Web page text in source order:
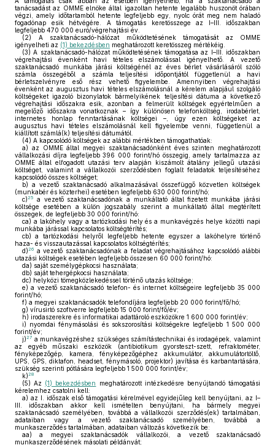
tanácsadást az OMME elnöke által igazoltan hetente legalább huszonöt órában
végzi, amely időtartamból hetente legfeljebb egy, nyolc órát meg nem haladó
fogadónap esik hétvégére. A támogatás keretösszege az I–III. időszakban
legfeljebb 470 000 euró/végrehajtási év.
(2) A szaktanácsadó-hálózat működtetésének támogatását az OMME
igényelheti az (1) bekezdésben meghatározott keretösszeg mértékéig.
(3) A szaktanácsadó-hálózat működtetésének támogatása az I–III. időszakban
végrehajtási évenként havi tételes elszámolással igényelhető. A vezető
szaktanácsadó munkába járási költségénél az éves bérlet vásárlásáról szóló
számla összegéből a számla teljesítési időpontjától függetlenül a havi
bérletszelvényre eső rész vehető figyelembe. Amennyiben végrehajtási
évenként az augusztus havi tételes elszámolásnál a kérelem alapjául szolgáló
költségeket igazoló bizonylatok bármelyikének teljesítési dátuma a következő
végrehajtási időszakra esik, azonban a felmerült költségek egyértelműen a
megelőző időszakra vonatkoznak – így különösen telefonköltség, irodabérlet,
internetes honlap fenntartásának költségei –, úgy ezen költségeket az
augusztus havi tételes elszámolásnál kell figyelembe venni, függetlenül a
kiállított számlá(k) teljesítési dátumától.
(4) A kapcsolódó költségek az alábbi mértékben támogathatóak:
a) az OMME által megyei szaktanácsadónként éves szinten meghatározott
vállalkozási díjra legfeljebb 396 000 forint/hó összegig, amely tartalmazza az
OMME által elfogadott utazási terv alapján kiszámolt átalány jellegű utazási
költséget, valamint a vállalkozói szerződésben foglalt feladatok teljesítéséhez
kapcsolódó összes költséget;
b) a vezető szaktanácsadó alkalmazásával összefüggő közvetlen költségek
(munkabér és közterhei) esetében legfeljebb 630 000 forint/hó;
c)25
a vezető szaktanácsadónak a munkáltató által fizetett munkába járási
költsége esetében a külön jogszabály szerint a munkáltató által megtérített
összegek, de legfeljebb 30 000 forint/hó:
ca) a lakóhely vagy a tartózkodási hely és a munkavégzés helye közötti napi
munkába járással kapcsolatos költségtérítés;
cb) a tartózkodási helyről legfeljebb hetente egyszer a lakóhelyre történő
haza- és visszautazással kapcsolatos költségtérítés;
d)26 a vezető szaktanácsadónak a feladat végrehajtásához kapcsolódó alábbi
utazási költségek esetében legfeljebb összesen 60 000 forint/hó:
da) saját személygépkocsi használata;
db) saját tehergépkocsi használata;
dc) helyközi tömegközlekedéssel történő utazás költsége;
e) a vezető szaktanácsadó telefon- és internet költségeire legfeljebb 35 000
forint/hó;
f) a megyei szaktanácsadók telefondíjára legfeljebb 20 000 forint/fő/hó;
g) vírusirtó szoftverre legfeljebb 15 000 forint/fő/év;
h) irodaszerekre és informatikai adattároló eszközökre 1 600 000 forint/év;
i) nyomdai fénymásolási és sokszorosítási költségekre legfeljebb 1 500 000
forint/év;
j)27 a munkavégzéshez szükséges számítástechnikai és irodagépek, valamint
az egyéb műszaki eszközök (antibiotikum gyorsteszt-szett, refraktométer,
fényképezőgép, kamera, fényképezőgéphez akkumulátor, akkumulátortöltő,
UPS, GPS, diktafon, headset, fénymásoló, projektor) javítása és karbantartására,
szükség szerinti pótlására legfeljebb 1 500 000 forint/év;
k)28
(5) Az (1) bekezdésben
meghatározott intézkedésre benyújtandó támogatási
kérelemhez csatolni kell:
a) az I. időszak első támogatási kérelmével egyidejűleg kell benyújtani, az I–
III. időszakban akkor kell ismételten benyújtani, ha bármely megyei
szaktanácsadó személyében, továbbá a vállalkozói szerződés(ek) tartalmában,
adataiban vagy a vezető szaktanácsadó személyében, továbbá a
munkaszerződés tartalmában, adataiban változás következik be:
aa) a megyei szaktanácsadók vállalkozói, a vezető szaktanácsadó
munkaszerződésének másolati példányát;